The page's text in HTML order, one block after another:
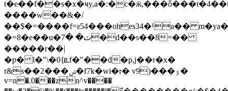
����w��&�/
��$�=����f=ƨ54���ohes34�¹a��
�=8�e��u�ٽ� �7�d��s��8=�ֹ�
�����r��|
�ƿ� l�"\�0{ܧf�"��d�p,j��r�x�
r&s��2���ݭ�f7k�wi�r� v9)���ۉ�
v=n�.0���zn^v����